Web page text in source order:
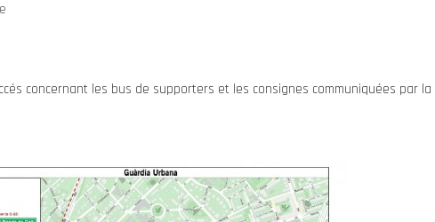
concernant les bus de supporters et les consignes communiquées par